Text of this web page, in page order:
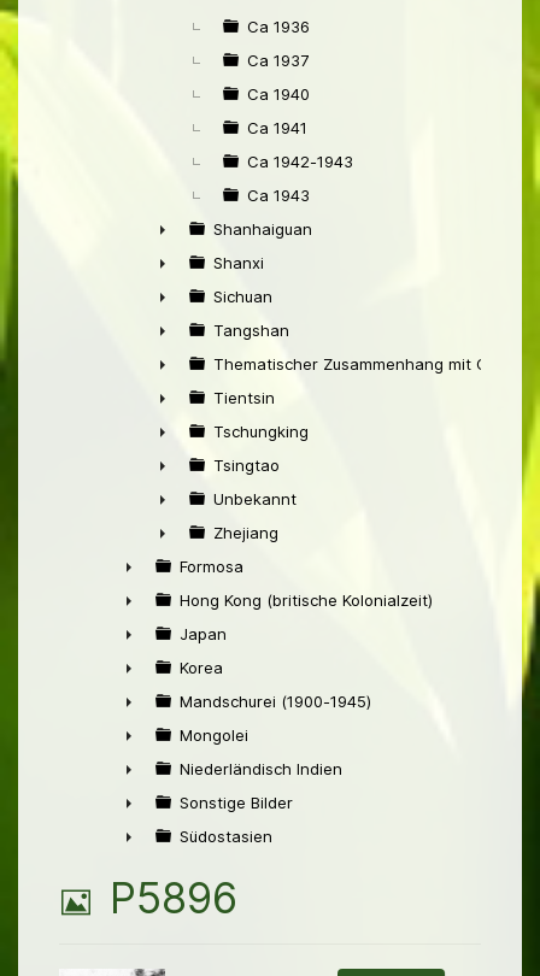
Ca 1936
Ca 1937
Ca 1940
Ca 1941
Ca 1942-1943
Ca 1943
►
Shanhaiguan
►
Shanxi
►
Sichuan
►
Tangshan
►
Thematischer Zusammenhang mit China
►
Tientsin
►
Tschungking
►
Tsingtao
►
Unbekannt
►
Zhejiang
►
Formosa
►
Hong Kong (britische Kolonialzeit)
►
Japan
►
Korea
►
Mandschurei (1900-1945)
►
Mongolei
►
Niederländisch Indien
►
Sonstige Bilder
Südostasien
B
P5896